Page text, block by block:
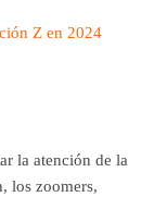
Z en 2024
la atención de la
los zoomers,